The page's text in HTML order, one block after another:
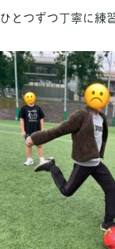
ひとつずつ丁寧に練